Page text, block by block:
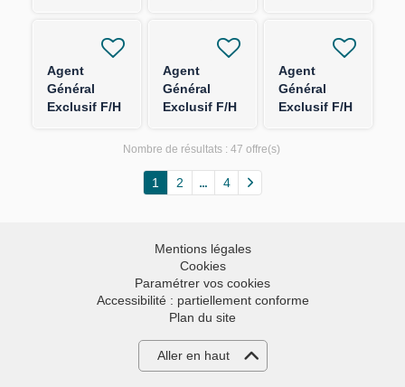
Agent
Général
Exclusif F/H
Agent
Général
Exclusif F/H
Loire
Agent
Général
Exclusif F/H
Occitanie
Nombre de résultats : 47 offre(s)
1 2 4
Mentions légales
Cookies
Paramétrer vos cookies
Accessibilité : partiellement conforme
Plan du site
Aller en haut